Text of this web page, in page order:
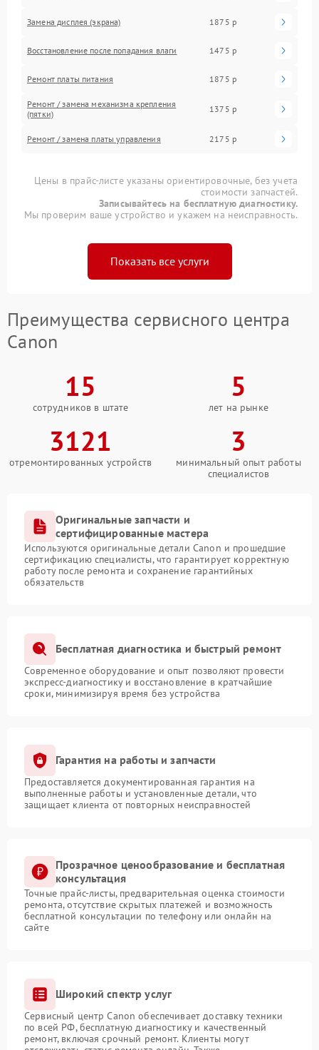
Замена дисплея (экрана) 1875 р
Восстановление после попадания влаги 1475 р
Ремонт платы питания 1875 р
Ремонт / замена механизма крепления
(пятки)
1375 р
Ремонт / замена платы управления 2175 р
Цены в прайс-листе указаны ориентировочные, без учета
стоимости запчастей.
Записывайтесь на бесплатную диагностику.
Мы проверим ваше устройство и укажем на неисправность.
Показать все услуги
Преимущества сервисного центра
Canon
15
сотрудников в штате
5
лет на рынке
3121
отремонтированных устройств
3
минимальный опыт работы
специалистов
Оригинальные запчасти и
сертифицированные мастера
Используются оригинальные детали Canon и прошедшие
сертификацию специалисты, что гарантирует корректную
работу после ремонта и сохранение гарантийных
обязательств
Бесплатная диагностика и быстрый ремонт
Современное оборудование и опыт позволяют провести
экспресс-диагностику и восстановление в кратчайшие
сроки, минимизируя время без устройства
Гарантия на работы и запчасти
Предоставляется документированная гарантия на
выполненные работы и установленные детали, что
защищает клиента от повторных неисправностей
Прозрачное ценообразование и бесплатная
консультация
Точные прайс-листы, предварительная оценка стоимости
ремонта, отсутствие скрытых платежей и возможность
бесплатной консультации по телефону или онлайн на
сайте
Широкий спектр услуг
Сервисный центр Canon обеспечивает доставку техники
по всей РФ, бесплатную диагностику и качественный
ремонт, включая срочный ремонт. Клиенты могут